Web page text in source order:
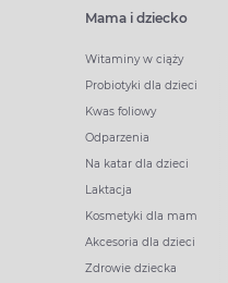
Mama i dziecko
Witaminy w ciąży
Probiotyki dla dzieci
Kwas foliowy
Odparzenia
Na katar dla dzieci
Laktacja
Kosmetyki dla mam
Akcesoria dla dzieci
Zdrowie dziecka